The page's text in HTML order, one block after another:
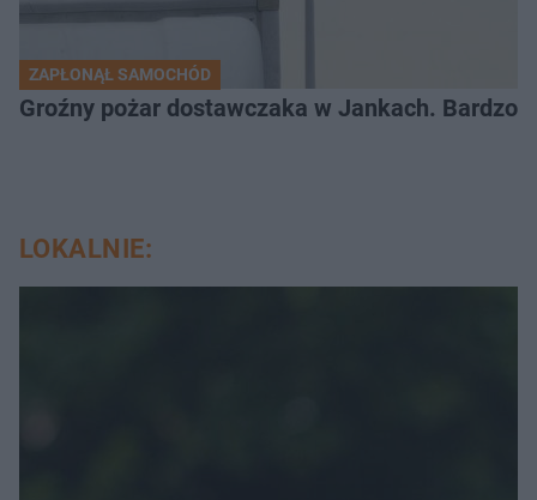
ZAPŁONĄŁ SAMOCHÓD
Groźny pożar dostawczaka w Jankach. Bardzo
LOKALNIE: